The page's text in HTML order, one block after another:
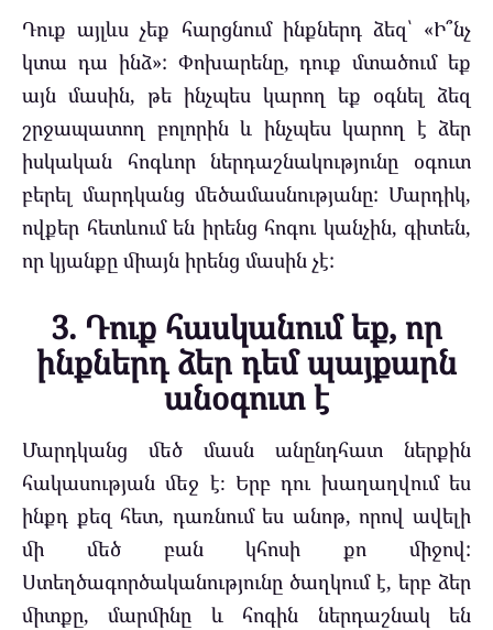
Դուք այլևս չեք հարցնում ինքներդ ձեզ՝ «Ի՞նչ
կտա դա ինձ»: Փոխարենը, դուք մտածում եք
այն մասին, թե ինչպես կարող եք օգնել ձեզ
շրջապատող բոլորին և ինչպես կարող է ձեր
իսկական հոգևոր ներդաշնակությունը օգուտ
բերել մարդկանց մեծամասնությանը: Մարդիկ,
ովքեր հետևում են իրենց հոգու կանչին, գիտեն,
որ կյանքը միայն իրենց մասին չէ:
3. Դուք հասկանում եք, որ
ինքներդ ձեր դեմ պայքարն
անօգուտ է
Մարդկանց մեծ մասն անընդհատ ներքին
հակասության մեջ է։ Երբ դու խաղաղվում ես
ինքդ քեզ հետ, դառնում ես անոթ, որով ավելի
մի մեծ բան կհոսի քո միջով:
Ստեղծագործականությունը ծաղկում է, երբ ձեր
միտքը, մարմինը և հոգին ներդաշնակ են